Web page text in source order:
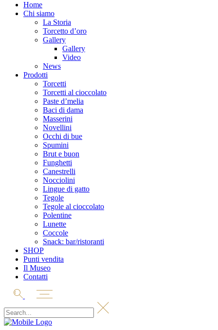
Home
Chi siamo
La Storia
Torcetto d’oro
Gallery
Gallery
Video
News
Prodotti
Torcetti
Torcetti al cioccolato
Paste d’melia
Baci di dama
Masserini
Novellini
Occhi di bue
Spumini
Brut e buon
Funghetti
Canestrelli
Nocciolini
Lingue di gatto
Tegole
Tegole al cioccolato
Polentine
Lunette
Coccole
Snack: bar/ristoranti
SHOP
Punti vendita
Il Museo
Contatti